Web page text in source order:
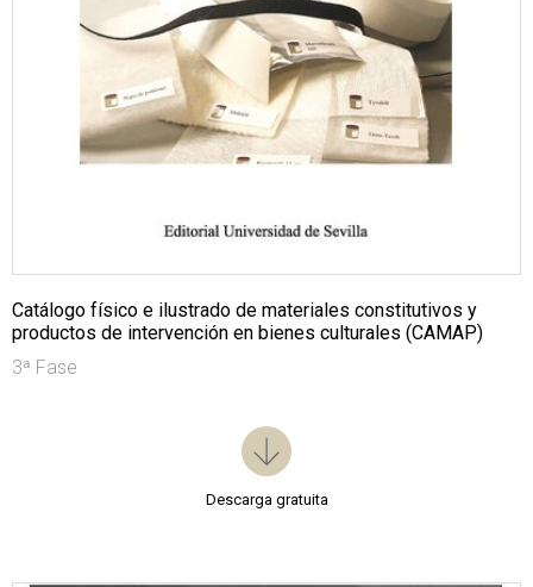
Catálogo físico e ilustrado de materiales constitutivos y
productos de intervención en bienes culturales (CAMAP)
3ª Fase
Descarga gratuita